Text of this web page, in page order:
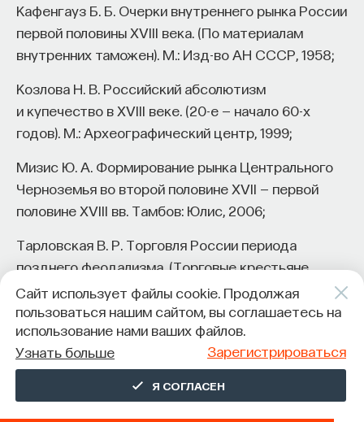
Кафенгауз Б. Б. Очерки внутреннего рынка России
первой половины XVIII века. (По материалам
внутренних таможен). М.: Изд-во АН СССР, 1958;
Козлова Н. В. Российский абсолютизм
и купечество в XVIII веке. (20-е — начало 60-х
годов). М.: Археографический центр, 1999;
Мизис Ю. А. Формирование рынка Центрального
Черноземья во второй половине XVII — первой
половине XVIII вв. Тамбов: Юлис, 2006;
Тарловская В. Р. Торговля России периода
позднего феодализма. (Торговые крестьяне
во второй половине XVII–XVIII вв.). М.: Изд-во Моск.
ун-та, 1988.
Jones R.E. Bread upon the Waters. The St.
Petersburg Grain Trade and the Russian Economy,
1703–1811. Pittsburgh: University of Pittsburgh Press,
Сайт использует файлы cookie. Продолжая
пользоваться нашим сайтом, вы соглашаетесь на
использование нами ваших файлов.
Узнать больше
Зарегистрироваться
Я СОГЛАСЕН